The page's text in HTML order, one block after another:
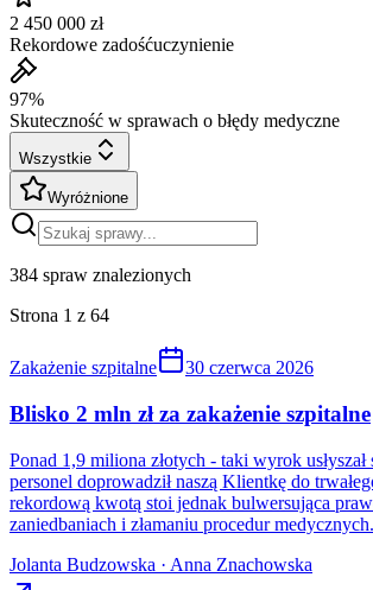
2 450 000 zł
Rekordowe zadośćuczynienie
97%
Skuteczność w sprawach o błędy medyczne
Wszystkie
Wyróżnione
384 spraw znalezionych
Strona 1 z 64
Zakażenie szpitalne 30 czerwca 2026
Blisko 2 mln zł za zakażenie szpitalne
Ponad 1,9 miliona złotych - taki wyrok
personel doprowadził naszą Klientkę do
rekordową kwotą stoi jednak bulwersująca
zaniedbaniach i złamaniu procedur medycznych.
Jolanta Budzowska · Anna Znachowska